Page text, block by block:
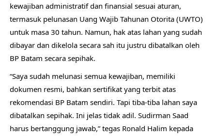
kewajiban administratif dan finansial sesuai aturan,
termasuk pelunasan Uang Wajib Tahunan Otorita (UWTO)
untuk masa 30 tahun. Namun, hak atas lahan yang sudah
dibayar dan dikelola secara sah itu justru dibatalkan oleh
BP Batam secara sepihak.
“Saya sudah melunasi semua kewajiban, memiliki
dokumen resmi, bahkan sertifikat yang terbit atas
rekomendasi BP Batam sendiri. Tapi tiba-tiba lahan saya
dibatalkan sepihak. Ini jelas tidak adil. Sudirman Saad
harus bertanggung jawab,” tegas Ronald Halim kepada